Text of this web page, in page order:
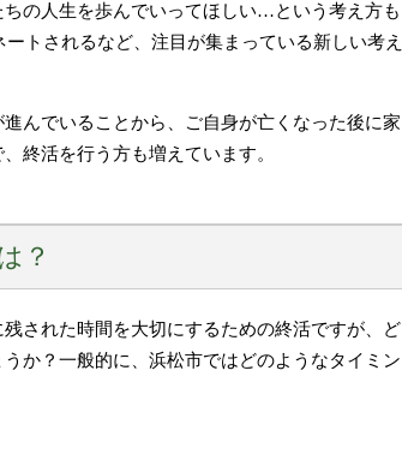
の人生を歩んでいってほしい…という考え方も
トされるなど、注目が集まっている新しい考え
んでいることから、ご自身が亡くなった後に家
終活を行う方も増えています。
？
された時間を大切にするための終活ですが、ど
か？一般的に、浜松市ではどのようなタイミン